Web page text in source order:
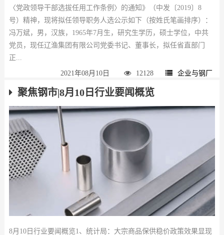
〈党政领导干部选拔任用工作条例〉的通知》（中发〔2019〕8
号）精神，现将拟任领导职务人选公示如下（按姓氏笔画排序）：
冯万斌，男，汉族，1965年7月生，研究生学历，硕士学位，中共
党员，现任辽渔集团有限公司党委书记、董事长，拟任省直部门
正...
2021年08月10日 12128 企业与钢厂
聚焦钢市|8月10日行业要闻概览
8月10日行业要闻概览1、统计局：大宗商品保供稳价政策效果显现